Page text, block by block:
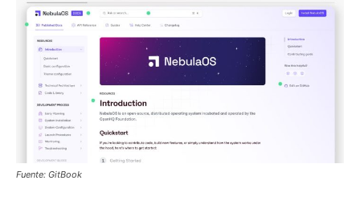
Fuente: GitBook